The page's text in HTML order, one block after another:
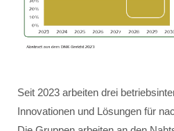
Seit 2023 arbeiten drei
Innovationen und Lösungen für